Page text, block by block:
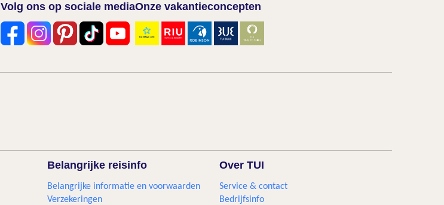
Volg ons op sociale mediaOnze vakantieconcepten
Belangrijke reisinfo
Belangrijke informatie en voorwaarden
Verzekeringen
Over TUI
Service & contact
Bedrijfsinfo